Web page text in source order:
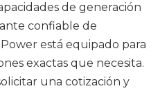
de generación
confiable de
está equipado para
exactas que necesita.
una cotización y